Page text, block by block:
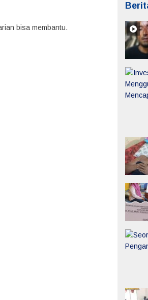
bisa membantu.